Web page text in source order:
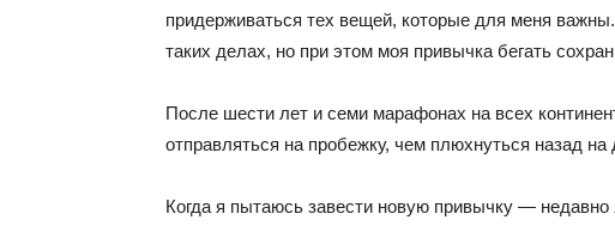
придерживаться тех вещей, которые для меня
таких делах, но при этом моя привычка бегать
После шести лет и семи марафонах на всех
отправляться на пробежку, чем плюхнуться назад
Когда я пытаюсь завести новую привычку —